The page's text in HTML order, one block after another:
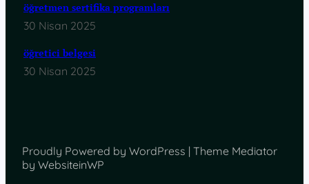
öğretmen sertifika programları
30 Nisan 2025
öğretici belgesi
30 Nisan 2025
Proudly Powered by WordPress | Theme Mediator
by WebsiteinWP